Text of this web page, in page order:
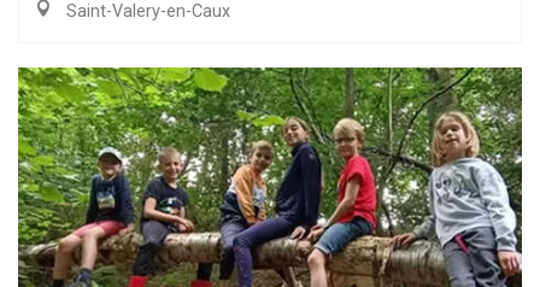
Saint-Valery-en-Caux